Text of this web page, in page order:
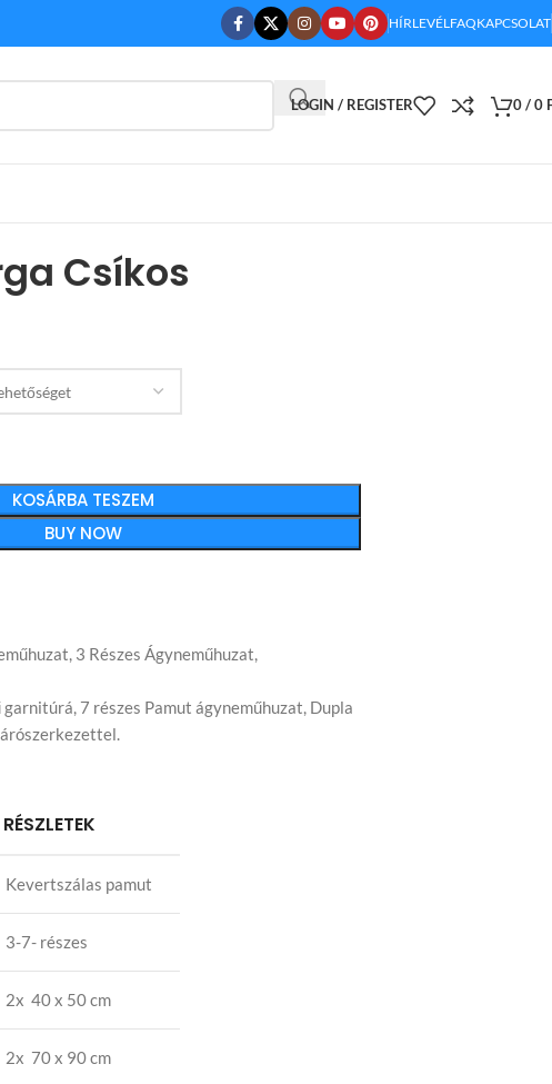
HÍRLEVÉLFAQKAPCSOLAT
LOGIN / REGISTER 0/0
Csíkos
KOSÁRBA TESZEM
BUY NOW
, 3 Részes Ágyneműhuzat,
garnitúrá, 7 részes Pamut ágyneműhuzat, Dupla
RÉSZLETEK
Kevertszálas pamut
3-7- részes
2x 40 x 50 cm
2x 70 x 90 cm